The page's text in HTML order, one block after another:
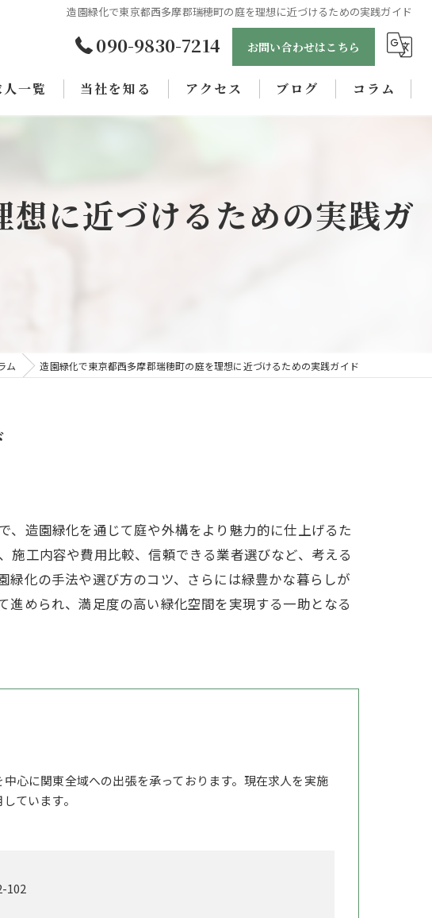
造園緑化で東京都西多摩郡瑞穂町の庭を理想に近づけるための実践ガイド
090-9830-7214 お問い合わせはこちら
人一覧 当社を知る
女性
アクセス ブログ コラム
に近づけるための実践ガ
ム 造園緑化で東京都西多摩郡瑞穂町の庭を理想に近づけるための実践ガイド
造園緑化を通じて庭や外構をより魅力的に仕上げるた
工内容や費用比較、信頼できる業者選びなど、考える
化の手法や選び方のコツ、さらには緑豊かな暮らしが
められ、満足度の高い緑化空間を実現する一助となる
心に関東全域への出張を承っております。現在求人を実施
ています。
102